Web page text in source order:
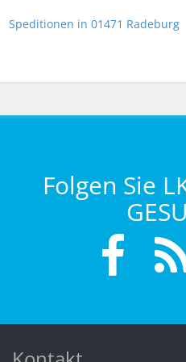
Speditionen in 01471 Radeburg
Folgen Sie